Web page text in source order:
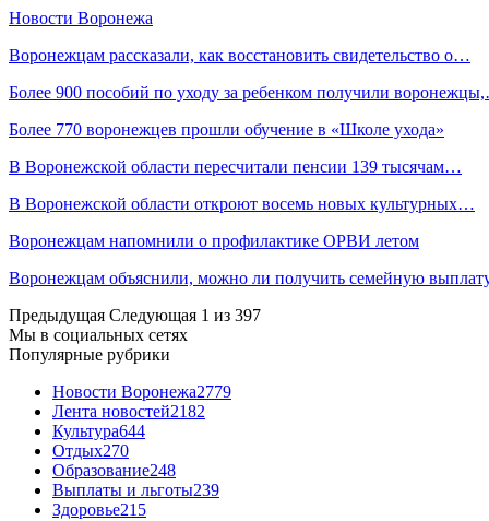
Новости Воронежа
Воронежцам рассказали, как восстановить свидетельство о…
Более 900 пособий по уходу за ребенком получили
Более 770 воронежцев прошли обучение в «Школе ухода»
В Воронежской области пересчитали пенсии 139 тысячам…
В Воронежской области откроют восемь новых культурных…
Воронежцам напомнили о профилактике ОРВИ летом
Воронежцам объяснили, можно ли получить семейную
Предыдущая Следующая 1 из 397
Мы в социальных сетях
Популярные рубрики
Новости Воронежа2779
Лента новостей2182
Культура644
Отдых270
Образование248
Выплаты и льготы239
Здоровье215